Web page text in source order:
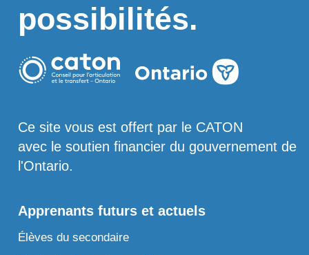
possibilités.
Ce site vous est offert par le CATON
avec le soutien financier du gouvernement de
l'Ontario.
Apprenants futurs et actuels
Élèves du secondaire